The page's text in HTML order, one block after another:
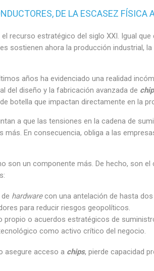
DE LA ESCASEZ FÍSICA
recurso estratégico del siglo XXI. Igual
sostienen ahora la producción industrial,
años ha evidenciado una realidad
del diseño y la fabricación avanzada de
botella que impactan directamente en la
a que las tensiones en la cadena de
más. En consecuencia, obliga a las
son un componente más. De hecho, son
hardwarecon una antelación de hasta dos
para reducir riesgos geopolíticos.
propio o acuerdos estratégicos de
como activo crítico del negocio.
asegure acceso a chips, pierde capacidad